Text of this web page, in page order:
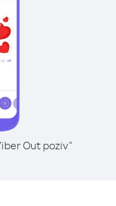
Out poziv"